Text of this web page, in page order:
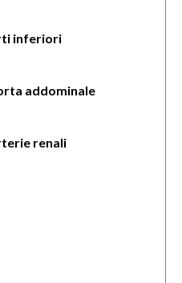
inferiori
addominale
renali